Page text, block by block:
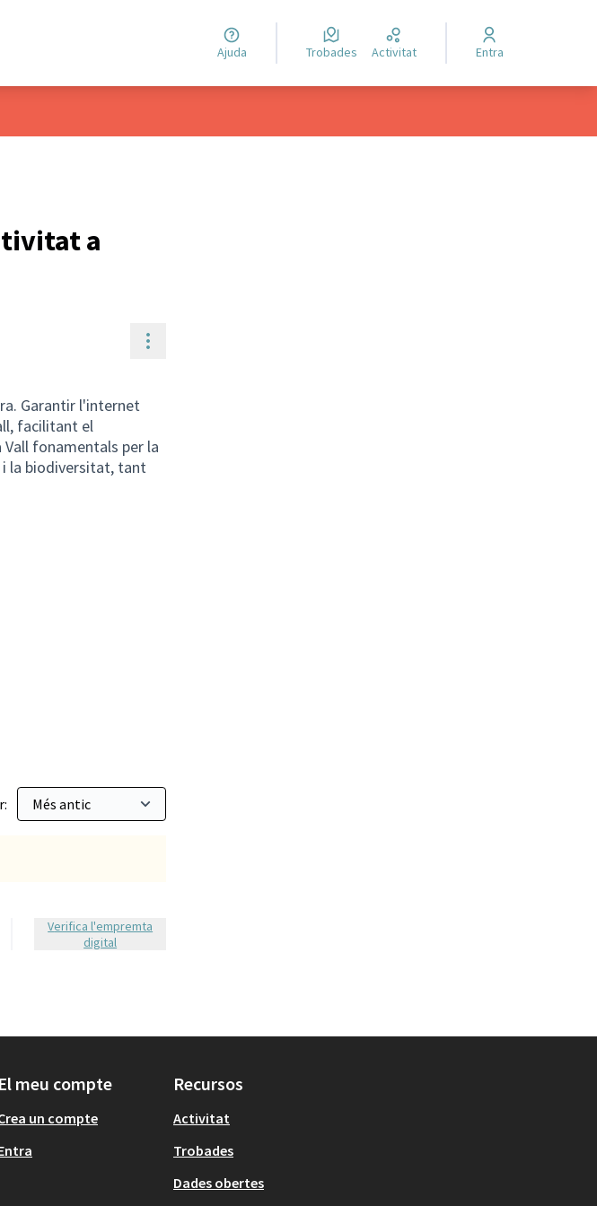
Ajuda Trobades Activitat Entra
a
Controls de recursos
Garantir l'internet
facilitant el
fonamentals per la
i la biodiversitat, tant
Verifica l'empremta
digital
El meu compte
un compte
Recursos
Activitat
Trobades
Dades obertes